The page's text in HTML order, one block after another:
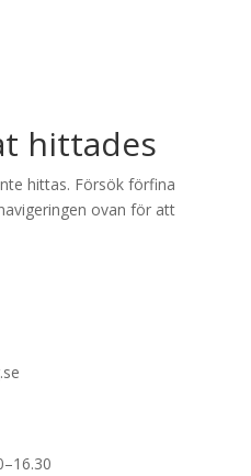
hittades
hittas. Försök förfina
ovan för att